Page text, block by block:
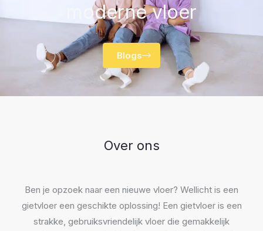
moderne vloer
Blogs
Over ons
Ben je opzoek naar een nieuwe vloer? Wellicht is een
gietvloer een geschikte oplossing! Een gietvloer is een
strakke, gebruiksvriendelijk vloer die gemakkelijk